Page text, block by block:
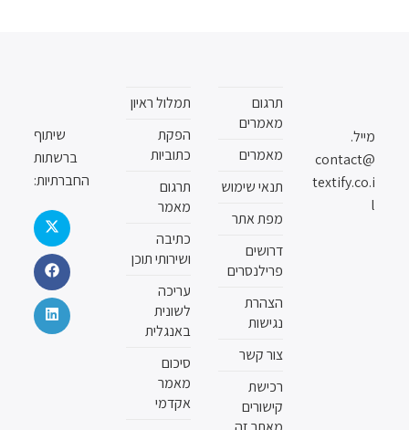
מייל.
contact@
textify.co.i
l
תרגום
מאמרים
מאמרים
תנאי שימוש
מפת אתר
דרושים
פרילנסרים
הצהרת
נגישות
צור קשר
רכישת
קישורים
תמלול ראיון
הפקת
כתוביות
תרגום
מאמר
כתיבה
ושירותי תוכן
עריכה
לשונית
באנגלית
סיכום
מאמר
אקדמי
שיתוף
ברשתות
החברתיות: